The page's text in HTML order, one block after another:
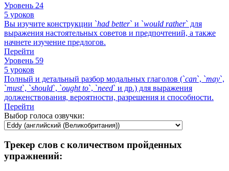
Уровень 24
5 уроков
Вы изучите конструкции `had better` и `would rather` для
выражения настоятельных советов и предпочтений, а также
начнете изучение предлогов.
Перейти
Уровень 59
5 уроков
Полный и детальный разбор модальных глаголов (`can`, `may`,
`must`, `should`, `ought to`, `need` и др.) для выражения
долженствования, вероятности, разрешения и способности.
Перейти
Выбор голоса озвучки:
Трекер слов с количеством пройденных
упражнений: